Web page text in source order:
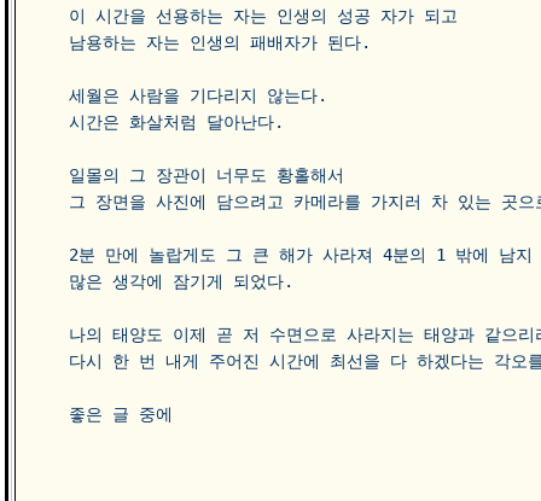
이 시간을 선용하는 자는 인생의 성공 자가 되고
남용하는 자는 인생의 패배자가 된다.
세월은 사람을 기다리지 않는다.
시간은 화살처럼 달아난다.
일몰의 그 장관이 너무도 황홀해서
그 장면을 사진에 담으려고 카메라를 가지러 차 있는 곳
2분 만에 놀랍게도 그 큰 해가 사라져 4분의 1 밖에 남
많은 생각에 잠기게 되었다.
나의 태양도 이제 곧 저 수면으로 사라지는 태양과 같으리
다시 한 번 내게 주어진 시간에 최선을 다 하겠다는 각오